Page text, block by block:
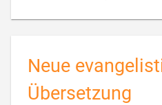
Neue
Übersetzung